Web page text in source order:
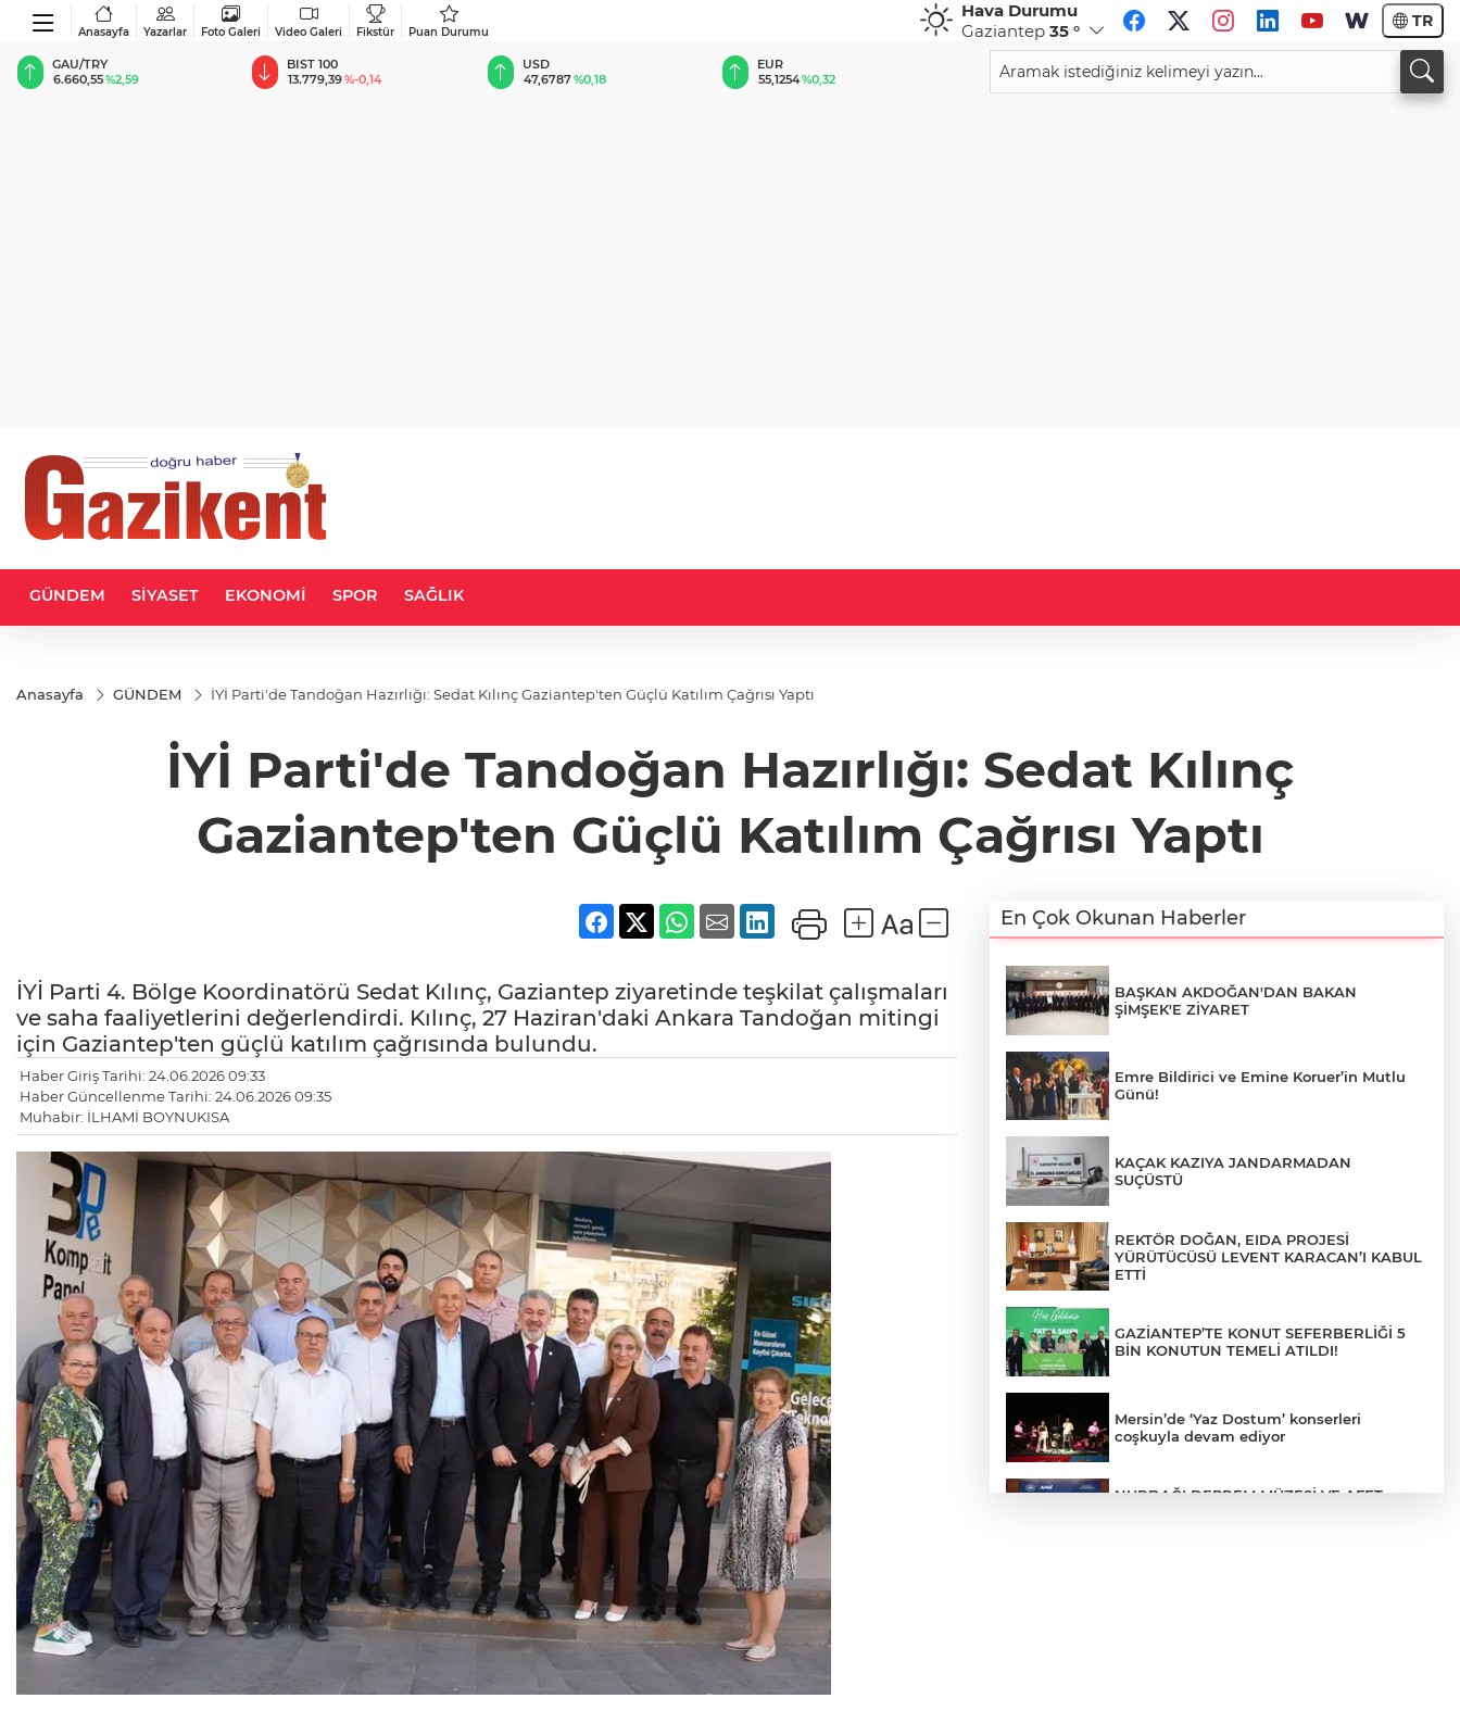
Anasayfa Yazarlar Foto Galeri Video Galeri Fikstür Puan Durumu
Hava Durumu
Gaziantep 35 ° TR
BIST 100
13.779,39%-0,14
USD
47,6787%0,18
EUR
55,1254%0,32
GBP
64,3468%0,38
CHF
59,0083%0,82
34,1883
GÜNDEM SİYASET EKONOMİ SPOR SAĞLIK
Anasayfa GÜNDEM İYİ Parti'de Tandoğan Hazırlığı: Sedat Kılınç Gaziantep'ten Güçlü Katılım Çağrısı Yaptı
İYİ Parti'de Tandoğan Hazırlığı: Sedat Kılınç
Gaziantep'ten Güçlü Katılım Çağrısı Yaptı
İYİ Parti 4. Bölge Koordinatörü Sedat Kılınç, Gaziantep ziyaretinde teşkilat çalışmaları
ve saha faaliyetlerini değerlendirdi. Kılınç, 27 Haziran'daki Ankara Tandoğan mitingi
için Gaziantep'ten güçlü katılım çağrısında bulundu.
Haber Giriş Tarihi: 24.06.2026 09:33
Haber Güncellenme Tarihi: 24.06.2026 09:35
Muhabir: İLHAMİ BOYNUKISA
En Çok Okunan Haberler
BAŞKAN AKDOĞAN'DAN BAKAN
ŞİMŞEK'E ZİYARET
Emre Bildirici ve Emine Koruer’in Mutlu
Günü!
KAÇAK KAZIYA JANDARMADAN
SUÇÜSTÜ
REKTÖR DOĞAN, EIDA PROJESİ
YÜRÜTÜCÜSÜ LEVENT KARACAN’I KABUL
ETTİ
GAZİANTEP’TE KONUT SEFERBERLİĞİ 5
BİN KONUTUN TEMELİ ATILDI!
Mersin’de ‘Yaz Dostum’ konserleri
coşkuyla devam ediyor
NURDAĞI DEPREM MÜZESİ VE AFET